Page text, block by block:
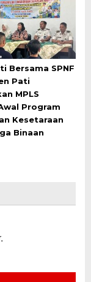
Bersama SPNF
Pati
MPLS
Program
Kesetaraan
Binaan